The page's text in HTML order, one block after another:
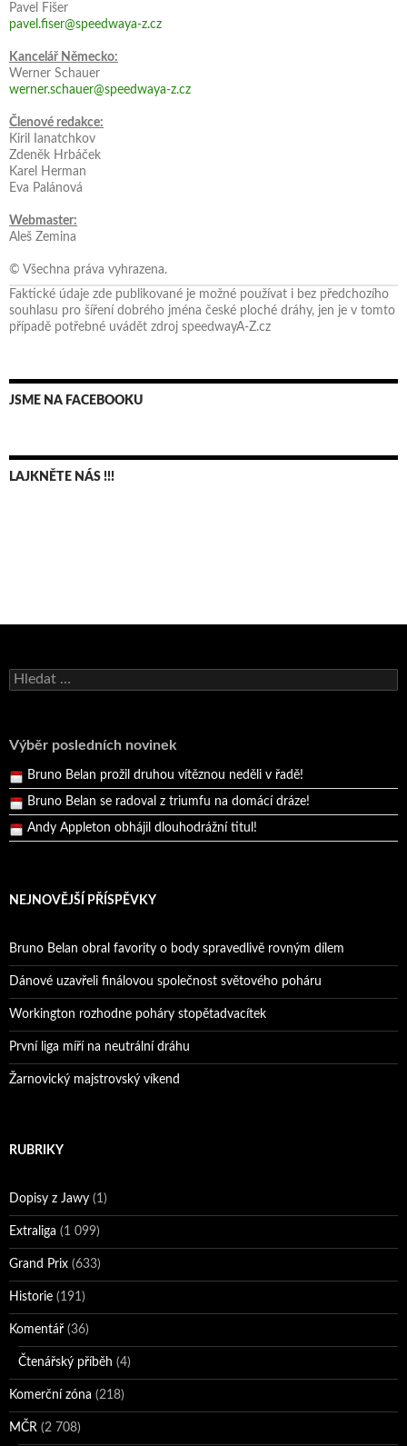
Pavel Fišer
pavel.fiser@speedwaya-z.cz
Kancelář Německo:
Werner Schauer
werner.schauer@speedwaya-z.cz
Členové redakce:
Kiril Ianatchkov
Zdeněk Hrbáček
Karel Herman
Eva Palánová
Webmaster:
Aleš Zemina
© Všechna práva vyhrazena.
Faktické údaje zde publikované je možné používat i bez předchozího
souhlasu pro šíření dobrého jména české ploché dráhy, jen je v tomto
případě potřebné uvádět zdroj speedwayA-Z.cz
JSME NA FACEBOOKU
LAJKNĚTE NÁS !!!
Vyhledávání
Výběr posledních novinek
Andy Appleton obhájil dlouhodrážní titul!
Bruno Belan prožil druhou vítěznou neděli v řadě!
Bruno Belan se radoval z triumfu na domácí dráze!
Andy Appleton obhájil dlouhodrážní titul!
Reprezentační dvojice brala český titul!
NEJNOVĚJŠÍ PŘÍSPĚVKY
Bruno Belan obral favority o body spravedlivě rovným dílem
Dánové uzavřeli finálovou společnost světového poháru
Workington rozhodne poháry stopětadvacítek
První liga míří na neutrální dráhu
Žarnovický majstrovský víkend
RUBRIKY
Dopisy z Jawy (1)
Extraliga (1 099)
Grand Prix (633)
Historie (191)
Komentář (36)
Čtenářský příběh (4)
Komerční zóna (218)
MČR (2 708)